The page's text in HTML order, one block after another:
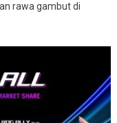
rawa gambut di